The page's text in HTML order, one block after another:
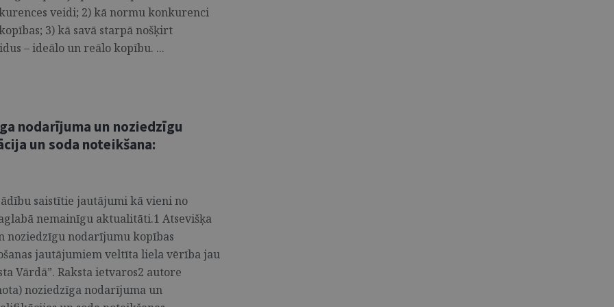
veidi; 2) kā normu konkurenci
3) kā savā starpā nošķirt
– ideālo un reālo kopību. ...
nodarījuma un noziedzīgu
un soda noteikšana:
saistītie jautājumi kā vieni no
nemainīgu aktualitāti.1 Atsevišķa
noziedzīgu nodarījumu kopības
jautājumiem veltīta liela vērība jau
Vārdā”. Raksta ietvaros2 autore
noziedzīga nodarījuma un